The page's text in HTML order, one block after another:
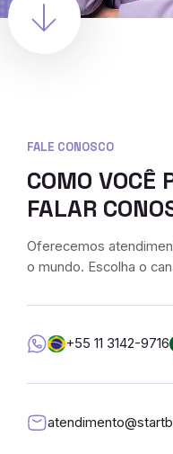
FALE CONOSCO
COMO VOCÊ
FALAR
Oferecemos
o mundo. Escolha o
+55 11 3142-9716